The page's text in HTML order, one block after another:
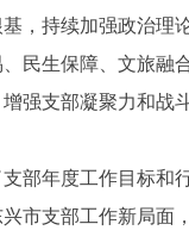
，持续加强政治
民生保障、文旅
强支部凝聚力和
部年度工作目标
市支部工作新局面